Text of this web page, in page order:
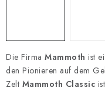
Die Firma Mammoth ist
den Pionieren auf dem
Zelt Mammoth Classic